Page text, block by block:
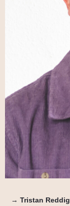
→ Tristan Reddig